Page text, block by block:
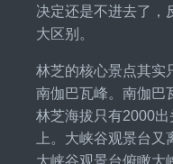
决定还是不进去了，
大区别。
林芝的核心景点其实
南伽巴瓦峰。南伽巴
林芝海拔只有2000
上。大峡谷观景台
大峡谷观景台俯瞰大